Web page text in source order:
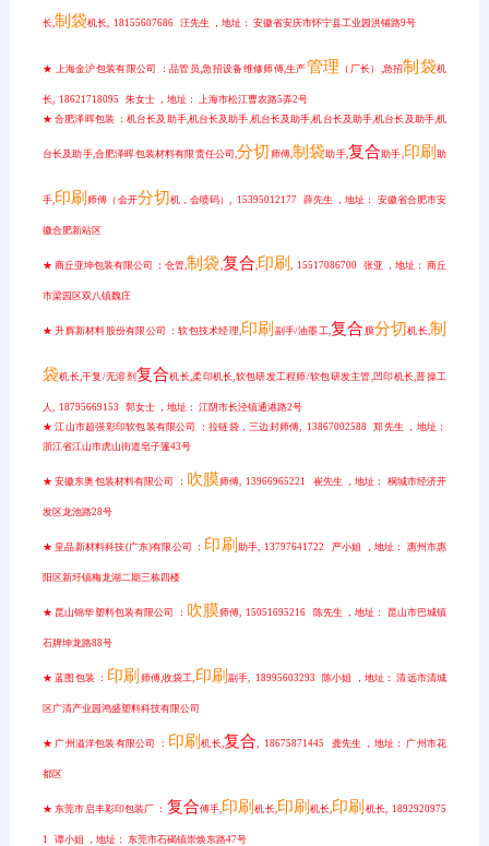
长,制袋机长, 18155607686 汪先生 ，地址： 安徽省安庆市怀宁县工业园洪铺路9号
★ 上海金沪包装有限公司 ：品管员,急招设备维修师傅,生产管理 （厂长）,急招制袋机
长, 18621718095 朱女士 ，地址： 上海市松江曹农路5弄2号
★ 合肥泽晖包装 ：机台长及助手,机台长及助手,机台长及助手,机台长及助手,机台长及助手,机
台长及助手,合肥泽晖包装材料有限责任公司,分切 师傅,制袋助手,复合助手,印刷助
手,印刷 师傅（会开分切 机，会喷码）, 15395012177 薛先生 ，地址： 安徽省合肥市安
徽合肥新站区
★ 商丘亚坤包装有限公司 ：仓管,制袋 ,复合,印刷 , 15517086700 张亚 ，地址： 商丘
市梁园区双八镇魏庄
★ 升辉新材料股份有限公司 ：软包技术经理,印刷 副手/油墨工,复合 膜分切机长,制
袋机长,干复/无溶剂复合机长,柔印机长,软包研发工程师/软包研发主管,凹印机长,普操工
人, 18795669153 郭女士 ，地址： 江阴市长泾镇通港路2号
★ 江山市超强彩印软包装有限公司 ：拉链袋，三边封师傅, 13867002588 郑先生 ，地址：
浙江省江山市虎山街道皂子篷43号
★ 安徽东奥包装材料有限公司 ： 吹膜师傅, 13966965221 崔先生 ，地址： 桐城市经济开
发区龙池路28号
★ 皇品新材料科技(广东)有限公司 ： 印刷 助手, 13797641722 严小姐 ，地址： 惠州市惠
阳区新圩镇梅龙湖二期三栋四楼
★ 昆山锦华塑料包装有限公司 ： 吹膜师傅, 15051695216 陈先生 ，地址： 昆山市巴城镇
石牌坤龙路88号
★ 蓝图包装 ： 印刷 师傅,收袋工, 印刷 副手, 18995603293 陈小姐 ，地址： 清远市清城
区广清产业园鸿盛塑料科技有限公司
★ 广州溢洋包装有限公司 ： 印刷机长,复合, 18675871445 龚先生 ，地址： 广州市花
都区
★ 东莞市启丰彩印包装厂 ： 复合傅手,印刷机长,印刷机长,印刷 机长, 1892920975
1 谭小姐 ，地址： 东莞市石碣镇崇焕东路47号